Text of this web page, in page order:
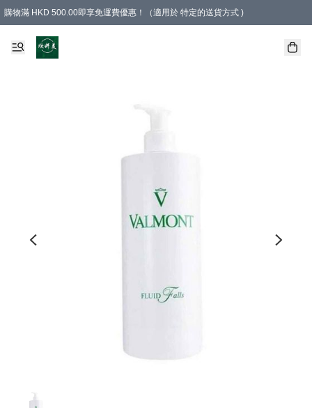
購物滿 HKD 500.00即享免運費優惠！（適用於 特定的送貨方式 )